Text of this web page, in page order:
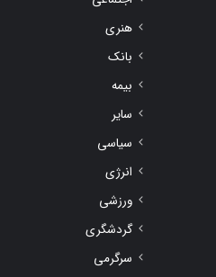
هنری
بانک
بیمه
سایر
سیاسی
انرژی
ورزشی
گردشگری
سرگرمی